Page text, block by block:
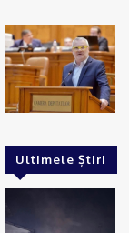
Ultimele Știri